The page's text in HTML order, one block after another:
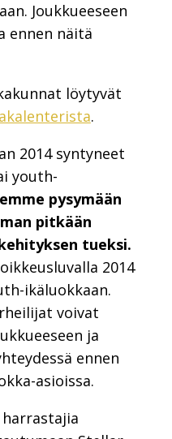
Joukkueeseen
ennen näitä
löytyvät
.
2014 syntyneet
youth-
pysymään
pitkään
tueksi.
2014
ikäluokkaan.
voivat
ja
ennen
asioissa.